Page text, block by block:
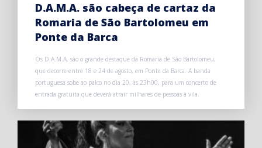
D.A.M.A. são cabeça de cartaz da
Romaria de São Bartolomeu em
Ponte da Barca
Os D.A.M.A. são o grande destaque da Romaria de São Bartolomeu,
que decorre entre 18 e 24 de agosto, em Ponte da Barca. A banda
portuguesa sobe ao palco no dia 20, às 23h00, para um concerto de
entrada gratuita que deverá atrair milhares de pessoas à vila.